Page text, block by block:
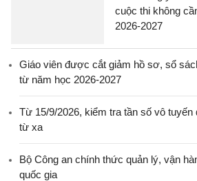
cuộc thi không
2026-2027
Giáo viên được cắt giảm hồ sơ, sổ
từ năm học 2026-2027
Từ 15/9/2026, kiểm tra tần số vô
từ xa
Bộ Công an chính thức quản lý, vận
quốc gia